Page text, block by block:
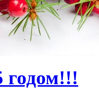
годом!!!